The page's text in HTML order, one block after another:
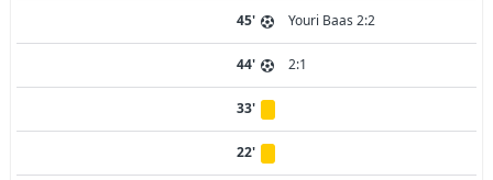
45' Youri Baas 2:2
44' 2:1
33'
22'